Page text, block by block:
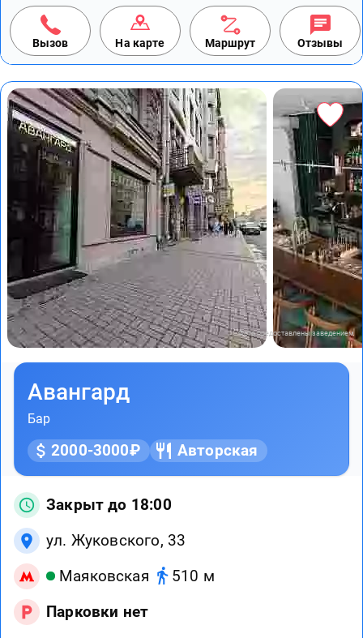
Вызов На карте Маршрут Отзывы
Фото предоставлены заведением
Авангард
Бар
2000-3000₽ Авторская
Закрыт до 18:00
ул. Жуковского, 33
Маяковская
510 м
Парковки нет